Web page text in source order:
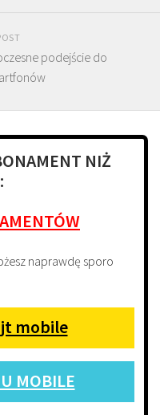
podejście do
NIŻ
naprawdę sporo
mobile
MOBILE